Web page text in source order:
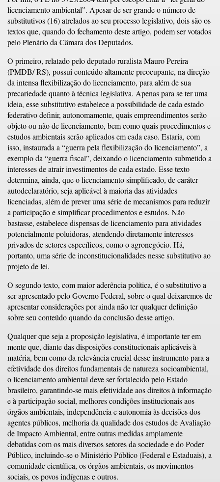
licenciamento ambiental”. Apesar de ser grande o número de
substitutivos (16) atrelados ao seu processo legislativo, dois são os
textos que, quando do fechamento deste artigo, podem ser votados
pelo Plenário da Câmara dos Deputados.
O primeiro, relatado pelo deputado ruralista Mauro Pereira
(PMDB/ RS), possui conteúdo altamente preocupante, na direção
da intensa flexibilização do licenciamento, para além de sua
precariedade quanto à técnica legislativa. Apenas para se ter uma
ideia, esse substitutivo estabelece a possibilidade de cada estado
federativo definir, autonomamente, quais empreendimentos serão
objeto ou não de licenciamento, bem como quais procedimentos e
estudos ambientais serão aplicados em cada caso. Estaria, com
isso, instaurada a “guerra pela flexibilização do licenciamento”, a
exemplo da “guerra fiscal”, deixando o licenciamento submetido a
interesses de atrair investimentos de cada estado. Esse texto
determina, ainda, que o licenciamento simplificado, de caráter
autodeclaratório, seja aplicável à maioria das atividades
licenciadas, além de prever uma série de mecanismos para reduzir
a participação e simplificar procedimentos e estudos. Não
bastasse, estabelece dispensas de licenciamento para atividades
potencialmente poluidoras, atendendo diretamente interesses
privados de setores específicos, como o agronegócio. Há,
portanto, uma série de inconstitucionalidades nesse substitutivo ao
projeto de lei.
O segundo texto, com maior aderência política, é o substitutivo a
ser apresentado pelo Governo Federal, sobre o qual deixaremos de
apresentar considerações por ainda não ter qualquer definição
sobre seu conteúdo quando da conclusão desse artigo.
Qualquer que seja a proposição legislativa, é importante ter em
mente que, diante das disposições constitucionais aplicáveis à
matéria, bem como da relevância crucial desse instrumento para a
efetividade dos direitos fundamentais de natureza socioambiental,
o licenciamento ambiental deve ser fortalecido pelo Estado
brasileiro, garantindo-se mais efetividade aos direitos à informação
e à participação social, melhores condições institucionais aos
órgãos ambientais, independência e autonomia às decisões dos
agentes públicos, melhoria da qualidade dos estudos de Avaliação
de Impacto Ambiental, entre outras medidas amplamente
debatidas com os mais diversos setores da sociedade e do Poder
Público, incluindo-se o Ministério Público (Federal e Estaduais), a
comunidade científica, os órgãos ambientais, os movimentos
sociais, os povos indígenas e outros.